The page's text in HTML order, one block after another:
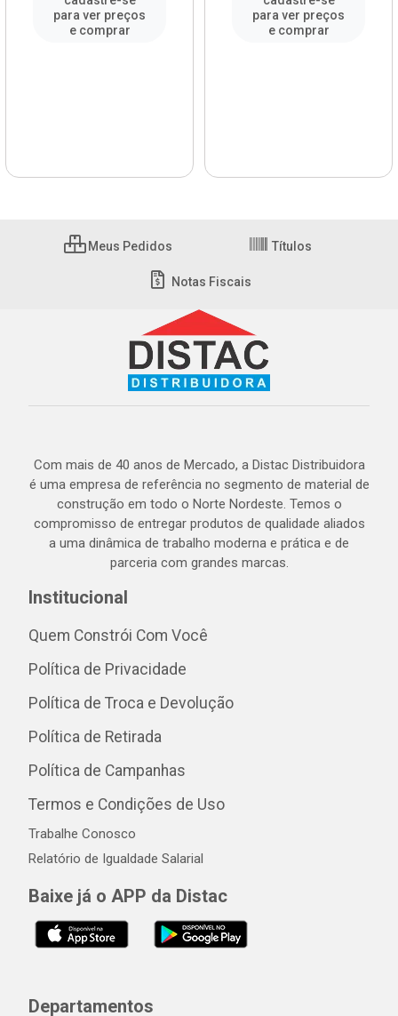
para ver preços
e comprar
para ver preços
e comprar
Meus Pedidos Títulos
Notas Fiscais
Com mais de 40 anos de Mercado, a Distac Distribuidora
é uma empresa de referência no segmento de material de
construção em todo o Norte Nordeste. Temos o
compromisso de entregar produtos de qualidade aliados
a uma dinâmica de trabalho moderna e prática e de
parceria com grandes marcas.
Institucional
Quem Constrói Com Você
Política de Privacidade
Política de Troca e Devolução
Política de Retirada
Política de Campanhas
Termos e Condições de Uso
Trabalhe Conosco
Relatório de Igualdade Salarial
Baixe já o APP da Distac
Departamentos